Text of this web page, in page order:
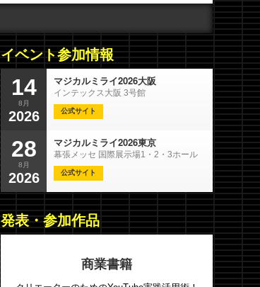
イベント参加情報
14
8月
2026
マジカルミライ2026大阪
インテックス大阪 3号館
公式サイト
28
8月
2026
マジカルミライ2026東京
幕張メッセ 国際展示場1・2・3ホール
公式サイト
発表・参加作品
商業書籍